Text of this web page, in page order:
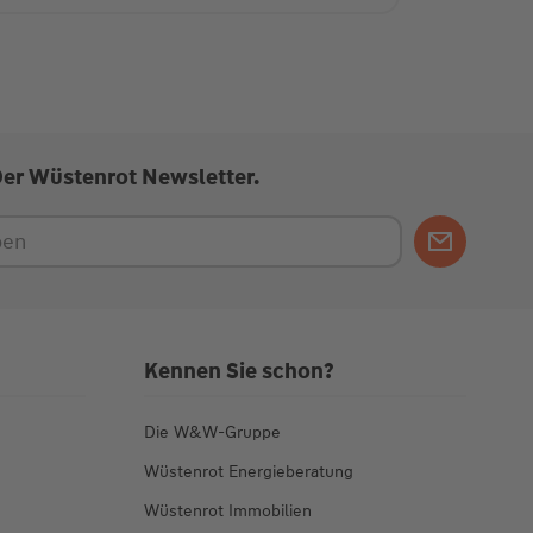
Wüstenrot Newsletter.
Kennen Sie schon?
Die W&W-Gruppe
Wüstenrot Energieberatung
Wüstenrot Immobilien